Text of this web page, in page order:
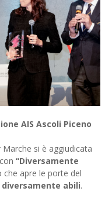
AIS Ascoli Piceno
Marche si è aggiudicata
con “Diversamente
apre le porte del
abili.